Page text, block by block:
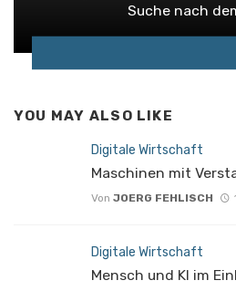
Suche nach
YOU MAY ALSO LIKE
Digitale Wirtschaft
Maschinen mit
Von JOERG FEHLISCH
Digitale Wirtschaft
Mensch und KI im